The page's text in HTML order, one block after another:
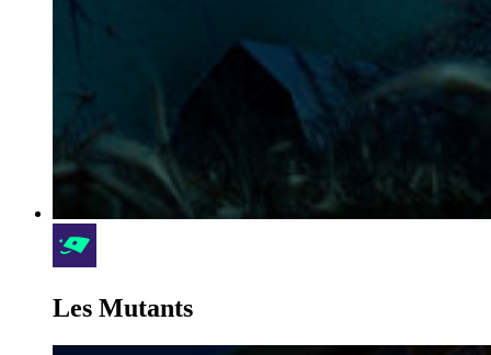
Les Mutants